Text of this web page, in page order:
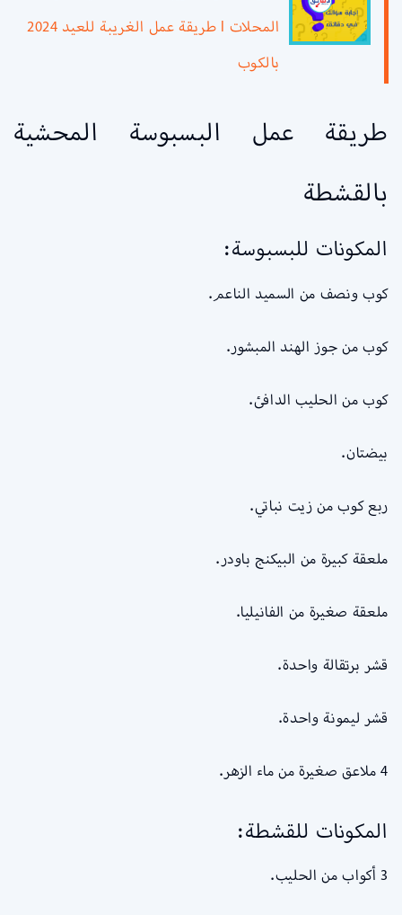
المحلات l طريقة عمل الغريبة للعيد 2024
بالكوب
طريقة عمل البسبوسة المحشية
بالقشطة
المكونات للبسبوسة:
كوب ونصف من السميد الناعم.
كوب من جوز الهند المبشور.
كوب من الحليب الدافئ.
بيضتان.
ربع كوب من زيت نباتي.
ملعقة كبيرة من البيكنج باودر.
ملعقة صغيرة من الفانيليا.
قشر برتقالة واحدة.
قشر ليمونة واحدة.
4 ملاعق صغيرة من ماء الزهر.
المكونات للقشطة:
3 أكواب من الحليب.